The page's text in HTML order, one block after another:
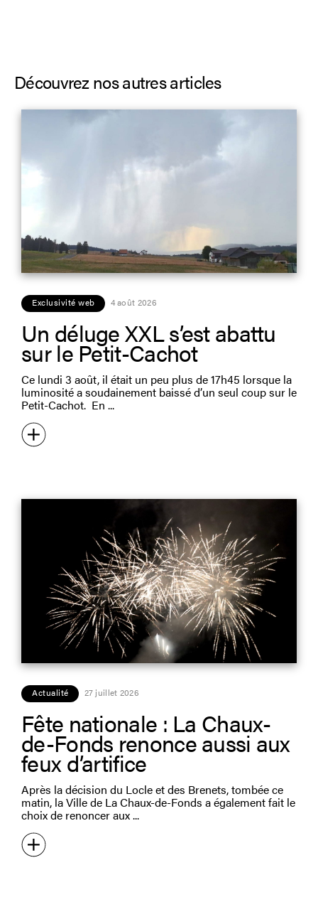
Découvrez nos autres articles
Exclusivité web 4 août 2026
Un déluge XXL s’est abattu
sur le Petit-Cachot
Ce lundi 3 août, il était un peu plus de 17h45 lorsque la
luminosité a soudainement baissé d’un seul coup sur le
Petit-Cachot. En
Actualité 27 juillet 2026
Fête nationale : La Chaux-
de-Fonds renonce aussi aux
feux d’artifice
Après la décision du Locle et des Brenets, tombée ce
matin, la Ville de La Chaux-de-Fonds a également fait le
choix de renoncer aux